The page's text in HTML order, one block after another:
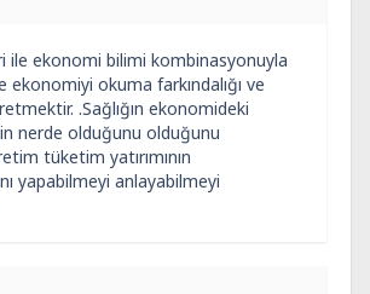
ile ekonomi bilimi kombinasyonuyla
ekonomiyi okuma farkındalığı ve
.Sağlığın ekonomideki
nerde olduğunu olduğunu
tüketim yatırımının
yapabilmeyi anlayabilmeyi